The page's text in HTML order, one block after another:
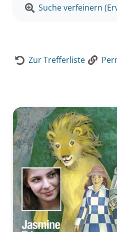
Suche verfeinern
Zur Trefferliste